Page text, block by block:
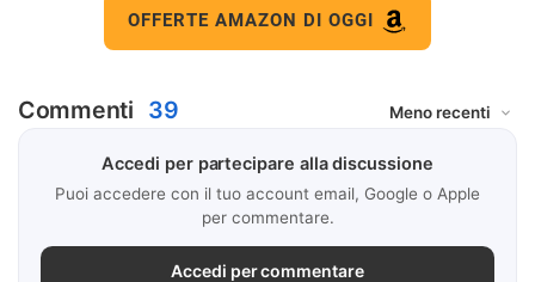
OFFERTE AMAZON DI OGGI
Commenti 39
Accedi per partecipare alla discussione
Puoi accedere con il tuo account email, Google o Apple
per commentare.
Accedi per commentare